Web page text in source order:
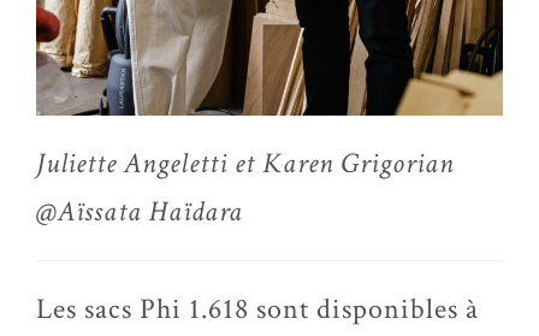
Juliette Angeletti et Karen Grigorian
@Aïssata Haïdara
Les sacs Phi 1.618 sont disponibles à